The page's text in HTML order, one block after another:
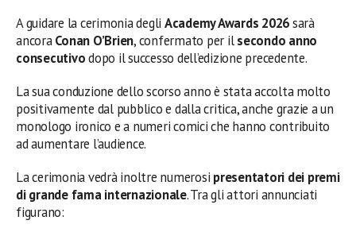
A guidare la cerimonia degli Academy Awards 2026sarà
ancoraConan O’Brien, confermato per ilsecondo anno
consecutivodopo il successo dell’edizione precedente.
La sua conduzione dello scorso anno è stata accolta molto
positivamente dal pubblico e dalla critica, anche grazie a un
monologo ironico e a numeri comici che hanno contribuito
ad aumentare l’audience.
La cerimonia vedrà inoltre numerosi presentatori dei premi
di grande fama internazionale. Tra gli attori annunciati
figurano: